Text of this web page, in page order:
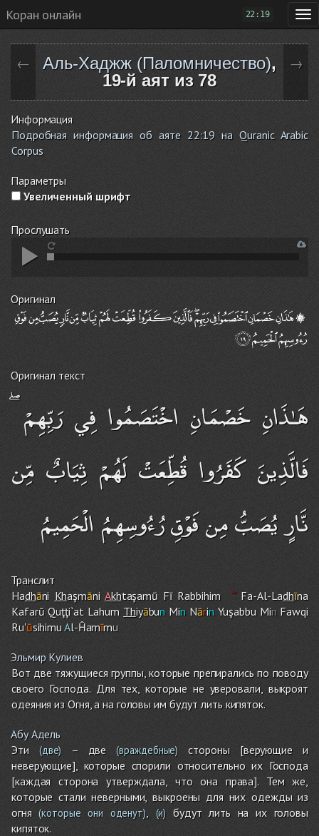
Коран онлайн 22:19
← Аль-Хаджж (Паломничество),
19-й аят из 78
→
Информация
Подробная информация об аяте 22:19 на Quranic Arabic
Corpus
Параметры
Увеличенный шрифт
Прослушать
Оригинал
Оригинал текст
هَـٰذَانِ خَصْمَانِ اخْتَصَمُوا فِي رَبِّهِمْ ۖ
فَالَّذِينَ كَفَرُوا قُطِّعَتْ لَهُمْ ثِيَابٌ مِّن
نَّارٍ يُصَبُّ مِن فَوْقِ رُءُوسِهِمُ الْحَمِيمُ
Транслит
Hadhāni Khaşmāni Akhtaşamū Fī Rabbihim Fa-Al-Ladhīna
Kafarū Quţţi`at Lahum Thiyābun Min NārinYuşabbu MinFawqi
Ru'ūsihimuAl-Ĥamīmu
Эльмир Кулиев
Вот две тяжущиеся группы, которые препирались по поводу
своего Господа. Для тех, которые не уверовали, выкроят
одеяния из Огня, а на головы им будут лить кипяток.
Абу Адель
Эти(две) – две (враждебные) стороны [верующие и
неверующие], которые спорили относительно их Господа
[каждая сторона утверждала, что она права]. Тем же,
которые стали неверными, выкроены для них одежды из
огня(которые они оденут), (и) будут лить на их головы
кипяток.